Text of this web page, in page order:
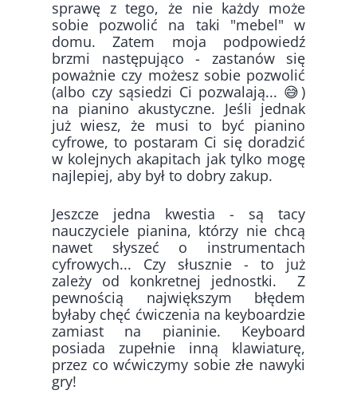
sprawę z tego, że nie każdy może
sobie pozwolić na taki "mebel" w
domu. Zatem moja podpowiedź
brzmi następująco - zastanów się
poważnie czy możesz sobie pozwolić
(albo czy sąsiedzi Ci pozwalają... 😅)
na pianino akustyczne. Jeśli jednak
już wiesz, że musi to być pianino
cyfrowe, to postaram Ci się doradzić
w kolejnych akapitach jak tylko mogę
najlepiej, aby był to dobry zakup.
Jeszcze jedna kwestia - są tacy
nauczyciele pianina, którzy nie chcą
nawet słyszeć o instrumentach
cyfrowych... Czy słusznie - to już
zależy od konkretnej jednostki. Z
pewnością największym błędem
byłaby chęć ćwiczenia na keyboardzie
zamiast na pianinie. Keyboard
posiada zupełnie inną klawiaturę,
przez co wćwiczymy sobie złe nawyki
gry!